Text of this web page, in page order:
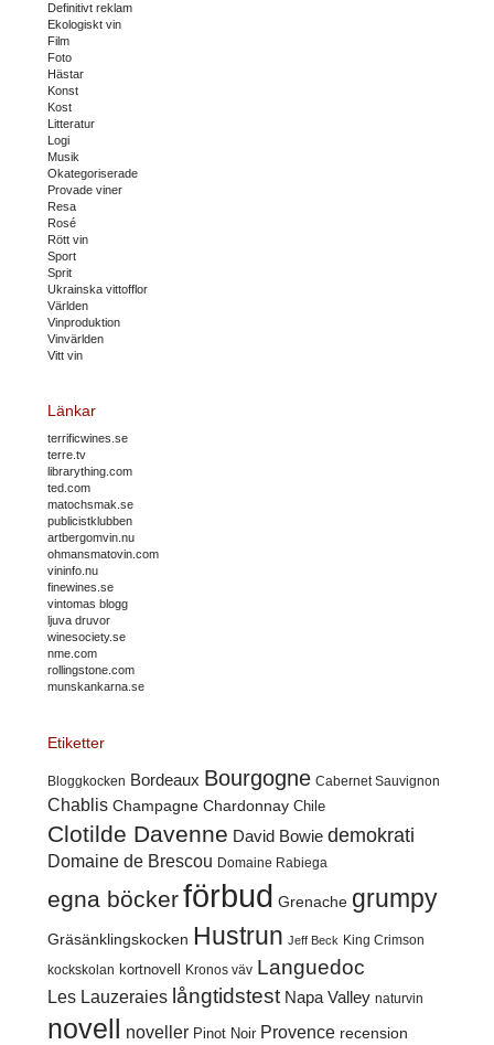
Definitivt reklam
Ekologiskt vin
Film
Foto
Hästar
Konst
Kost
Litteratur
Logi
Musik
Okategoriserade
Provade viner
Resa
Rosé
Rött vin
Sport
Sprit
Ukrainska vittofflor
Världen
Vinproduktion
Vinvärlden
Vitt vin
Länkar
terrificwines.se
terre.tv
librarything.com
ted.com
matochsmak.se
publicistklubben
artbergomvin.nu
ohmansmatovin.com
vininfo.nu
finewines.se
vintomas blogg
ljuva druvor
winesociety.se
nme.com
rollingstone.com
munskankarna.se
Etiketter
Bloggkocken Bordeaux Bourgogne Cabernet Sauvignon
Chablis Champagne Chardonnay Chile
Clotilde Davenne David Bowie demokrati
Domaine de Brescou Domaine Rabiega
egna böckerförbud Grenache grumpy
Gräsänklingskocken Hustrun Jeff Beck King Crimson
kockskolan kortnovell Kronos väv Languedoc
Les Lauzeraies långtidstest Napa Valley naturvin
novell noveller Pinot Noir Provence recension